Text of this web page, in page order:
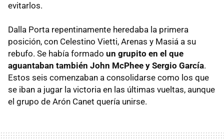
evitarlos.
Dalla Porta repentinamente heredaba la primera
posición, con Celestino Vietti, Arenas y Masiá a su
rebufo. Se había formado un grupito en el que
aguantaban también John McPhee y Sergio García.
Estos seis comenzaban a consolidarse como los que
se iban a jugar la victoria en las últimas vueltas, aunque
el grupo de Arón Canet quería unirse.